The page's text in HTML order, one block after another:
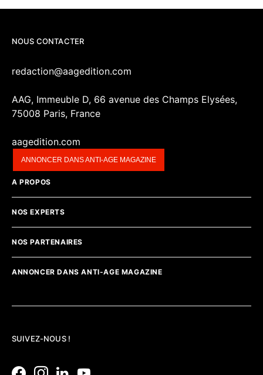
NOUS CONTACTER
redaction@aagedition.com
AAG, Immeuble D, 66 avenue des Champs Elysées,
75008 Paris, France
aagedition.com
ANNONCER DANS ANTI-AGE MAGAZINE
A PROPOS
NOS EXPERTS
NOS PARTENAIRES
ANNONCER DANS ANTI-AGE MAGAZINE
SUIVEZ-NOUS !